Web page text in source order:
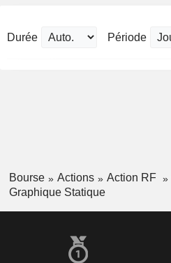
Durée Période
Bourse Actions Action RF
Graphique Statique